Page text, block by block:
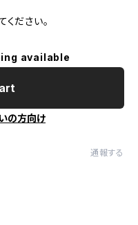
ださい。
available
の方向け
通報する